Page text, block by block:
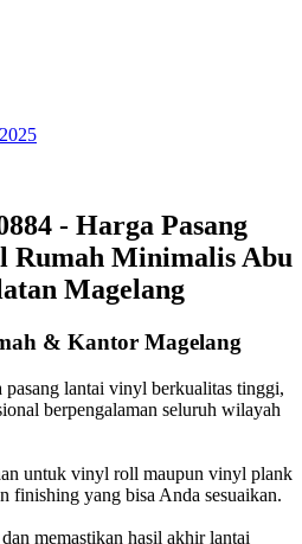
- Harga Pasang
Rumah Minimalis Abu
Magelang
& Kantor Magelang
lantai vinyl berkualitas tinggi,
berpengalaman seluruh wilayah
untuk vinyl roll maupun vinyl plank
finishing yang bisa Anda sesuaikan.
memastikan hasil akhir lantai